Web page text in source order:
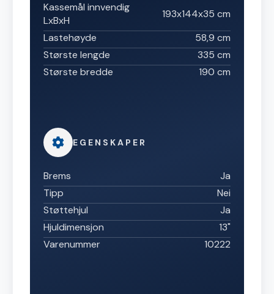
Kassemål innvendig
LxBxH
193x144x35 cm
Lastehøyde
58,9 cm
Største lengde
335 cm
Største bredde
190 cm
EGENSKAPER
Brems
Ja
Tipp
Nei
Støttehjul
Ja
Hjuldimensjon
13"
Varenummer
10222